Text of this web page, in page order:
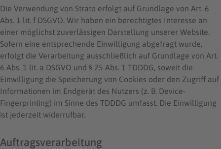
Die Verwendung von Strato erfolgt auf Grundlage von Art. 6
Abs. 1 lit. f DSGVO. Wir haben ein berechtigtes Interesse an
einer möglichst zuverlässigen Darstellung unserer Website.
Sofern eine entsprechende Einwilligung abgefragt wurde,
erfolgt die Verarbeitung ausschließlich auf Grundlage von Art.
6 Abs. 1 lit. a DSGVO und § 25 Abs. 1 TDDDG, soweit die
Einwilligung die Speicherung von Cookies oder den Zugriff auf
Informationen im Endgerät des Nutzers (z. B. Device-
Fingerprinting) im Sinne des TDDDG umfasst. Die Einwilligung
ist jederzeit widerrufbar.
Auftragsverarbeitung